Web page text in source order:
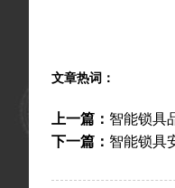
文章热词：
上一篇： 智能锁具
下一篇： 智能锁具